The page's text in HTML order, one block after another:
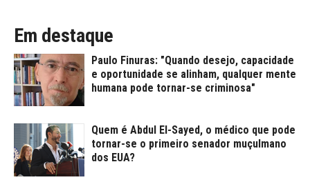
Em destaque
Paulo Finuras: "Quando desejo, capacidade
e oportunidade se alinham, qualquer mente
humana pode tornar-se criminosa"
Quem é Abdul El-Sayed, o médico que pode
tornar-se o primeiro senador muçulmano
dos EUA?